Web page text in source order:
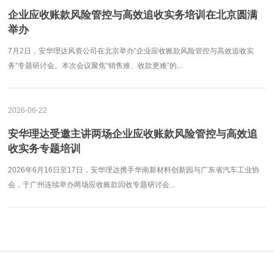
企业应收账款风险管控与高效追收实务培训在北京圆满
举办
7月2日，安华理达风资公司在北京举办“企业应收账款风险管控与高效追收实
务”专题研讨会。本次会议聚焦“销售难、收款更难”的...
2026-06-22
安华理达受邀主讲两场企业应收账款风险管控与高效追
收实务专题培训
2026年6月16日至17日，安华理达携手华南新材料创新园与广东省汽车工业协
会，于广州连续举办两场应收账款回收专题研讨会...